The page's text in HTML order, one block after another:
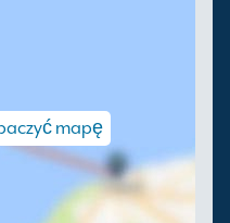
mapę